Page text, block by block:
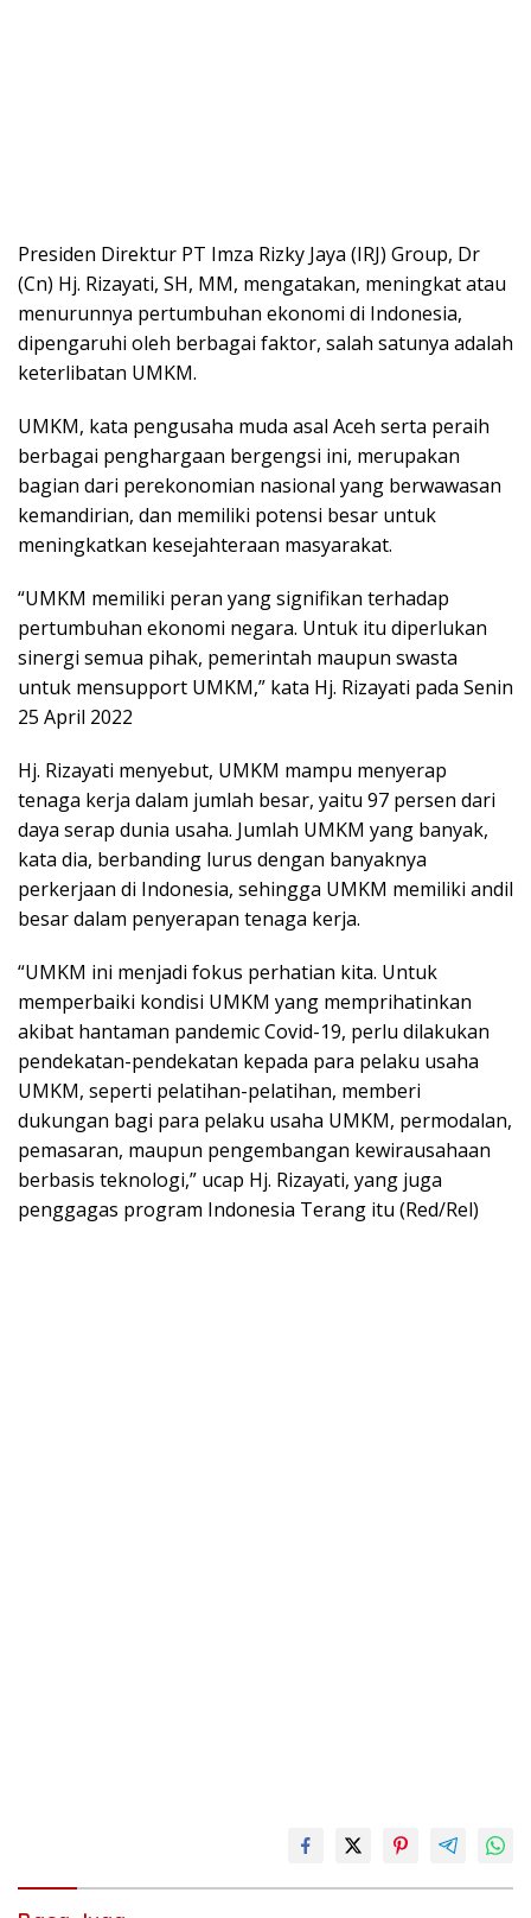
Presiden Direktur PT Imza Rizky Jaya (IRJ) Group, Dr
(Cn) Hj. Rizayati, SH, MM, mengatakan, meningkat atau
menurunnya pertumbuhan ekonomi di Indonesia,
dipengaruhi oleh berbagai faktor, salah satunya adalah
keterlibatan UMKM.
UMKM, kata pengusaha muda asal Aceh serta peraih
berbagai penghargaan bergengsi ini, merupakan
bagian dari perekonomian nasional yang berwawasan
kemandirian, dan memiliki potensi besar untuk
meningkatkan kesejahteraan masyarakat.
“UMKM memiliki peran yang signifikan terhadap
pertumbuhan ekonomi negara. Untuk itu diperlukan
sinergi semua pihak, pemerintah maupun swasta
untuk mensupport UMKM,” kata Hj. Rizayati pada Senin
25 April 2022
Hj. Rizayati menyebut, UMKM mampu menyerap
tenaga kerja dalam jumlah besar, yaitu 97 persen dari
daya serap dunia usaha. Jumlah UMKM yang banyak,
kata dia, berbanding lurus dengan banyaknya
perkerjaan di Indonesia, sehingga UMKM memiliki andil
besar dalam penyerapan tenaga kerja.
“UMKM ini menjadi fokus perhatian kita. Untuk
memperbaiki kondisi UMKM yang memprihatinkan
akibat hantaman pandemic Covid-19, perlu dilakukan
pendekatan-pendekatan kepada para pelaku usaha
UMKM, seperti pelatihan-pelatihan, memberi
dukungan bagi para pelaku usaha UMKM, permodalan,
pemasaran, maupun pengembangan kewirausahaan
berbasis teknologi,” ucap Hj. Rizayati, yang juga
penggagas program Indonesia Terang itu (Red/Rel)